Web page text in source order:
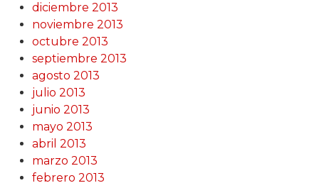
diciembre 2013
noviembre 2013
octubre 2013
septiembre 2013
agosto 2013
julio 2013
junio 2013
mayo 2013
abril 2013
marzo 2013
febrero 2013